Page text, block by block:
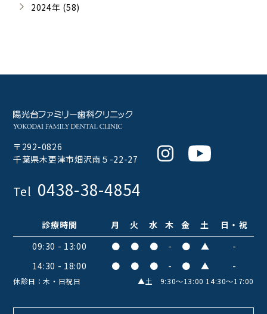
2024年 (58)
〒292-0826
千葉県木更津市畑沢南５-22-27
InstagramYoutube
Tel 0438-38-4854
診療時間 月 火 水 木 金 土
日・祝
09:30 - 13:00
● ● ● - ● ▲
-
14:30 - 18:00
● ● ● - ● ▲ -
休診日：木・日祝日 ▲土 9:30〜13:00 14:30〜17:00